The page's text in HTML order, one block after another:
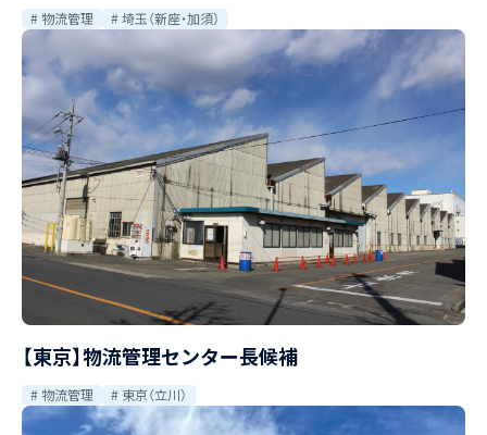
物流管理 埼玉（新座・加須）
【東京】物流管理センター長候補
物流管理 東京（立川）